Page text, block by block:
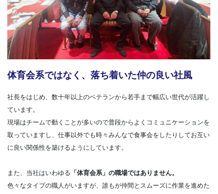
体育会系ではなく、落ち着いた仲の良い社風
社長をはじめ、数十年以上のベテランから若手まで幅広い世代が活躍し
ています。
現場はチームで動くことが多いので普段からよくコミュニケーションを
取っていますし、仕事以外でも時々みんなで食事会をしたりしてお互い
に良い関係性を築けるようにしています。
また、当社はいわゆる 「体育会系」の職場ではありません。
色々なタイプの職人がいますが、誰もが仲間とスムーズに作業を進めた